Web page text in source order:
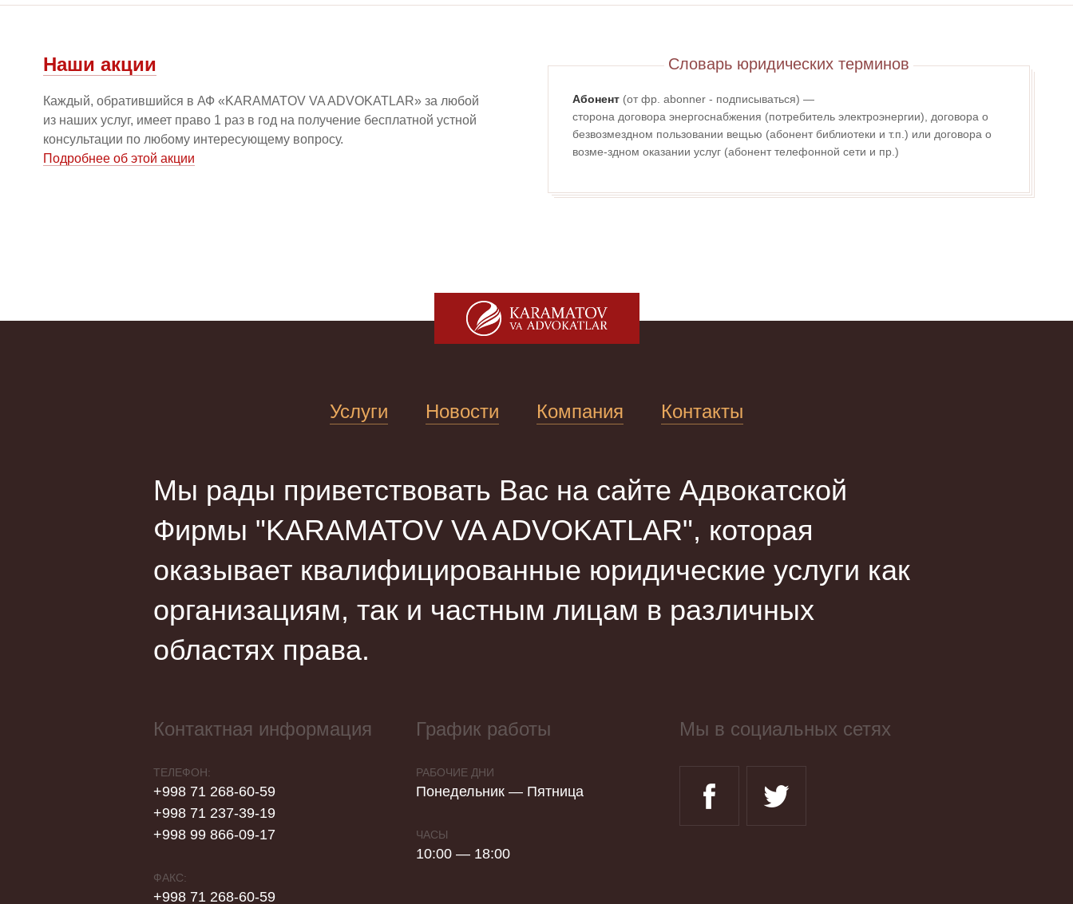
Наши акции
Каждый, обратившийся в АФ «KARAMATOV VA ADVOKATLAR» за любой
из наших услуг, имеет право 1 раз в год на получение бесплатной устной
консультации по любому интересующему вопросу.
Подробнее об этой акции
Словарь юридических терминов
Абонент (от фр. abonner - подписываться) —
сторона договора энергоснабжения (потребитель электроэнергии), договора о
безвозмездном пользовании вещью (абонент библиотеки и т.п.) или договора о
возме-здном оказании услуг (абонент телефонной сети и пр.)
Услуги Новости Компания Контакты
Мы рады приветствовать Вас на сайте Адвокатской
Фирмы "KARAMATOV VA ADVOKATLAR", которая
оказывает квалифицированные юридические услуги как
организациям, так и частным лицам в различных
областях права.
Контактная информация
ТЕЛЕФОН:
+998 71 268-60-59
+998 71 237-39-19
+998 99 866-09-17
ФАКС:
+998 71 268-60-59
График работы
РАБОЧИЕ ДНИ
Понедельник — Пятница
ЧАСЫ
10:00 — 18:00
Мы в социальных сетях